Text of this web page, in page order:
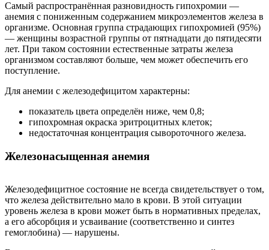
Самый распространённая разновидность гипохромии —
анемия с пониженным содержанием микроэлементов железа в
организме. Основная группа страдающих гипохромией (95%)
— женщины возрастной группы от пятнадцати до пятидесяти
лет. При таком состоянии естественные затраты железа
организмом составляют больше, чем может обеспечить его
поступление.
Для анемии с железодефицитом характерны:
показатель цвета определён ниже, чем 0,8;
гипохромная окраска эритроцитных клеток;
недостаточная концентрация сывороточного железа.
Железонасыщенная анемия
Железодефицитное состояние не всегда свидетельствует о том,
что железа действительно мало в крови. В этой ситуации
уровень железа в крови может быть в нормативных пределах,
а его абсорбция и усваивание (соответственно и синтез
гемоглобина) — нарушены.